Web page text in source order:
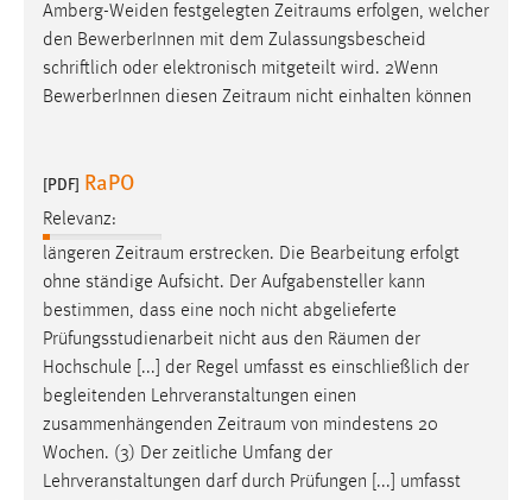
Amberg-Weiden festgelegten Zeitraums erfolgen, welcher
den BewerberInnen mit dem Zulassungsbescheid
schriftlich oder elektronisch mitgeteilt wird. 2Wenn
BewerberInnen diesen Zeitraum nicht einhalten können
[PDF] RaPO
Relevanz:
längeren Zeitraum erstrecken. Die Bearbeitung erfolgt
ohne ständige Aufsicht. Der Aufgabensteller kann
bestimmen, dass eine noch nicht abgelieferte
Prüfungsstudienarbeit nicht aus den Räumen der
Hochschule [...] der Regel umfasst es einschließlich der
begleitenden Lehrveranstaltungen einen
zusammenhängenden Zeitraum von mindestens 20
Wochen. (3) Der zeitliche Umfang der
Lehrveranstaltungen darf durch Prüfungen [...] umfasst